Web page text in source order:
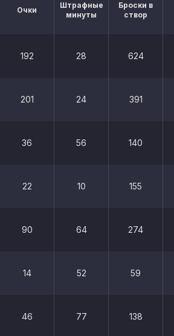
Очки
Штрафные
минуты
Броски в
створ
192 28 624
201 24 391
36 56 140
22 10 155
90 64 274
14 52 59
46 77 138